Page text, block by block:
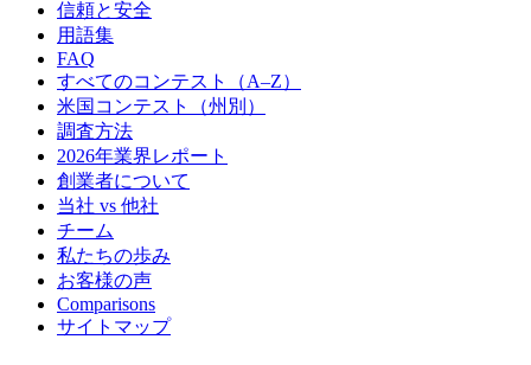
信頼と安全
用語集
FAQ
すべてのコンテスト（A–Z）
米国コンテスト（州別）
調査方法
2026年業界レポート
創業者について
当社 vs 他社
チーム
私たちの歩み
お客様の声
Comparisons
サイトマップ